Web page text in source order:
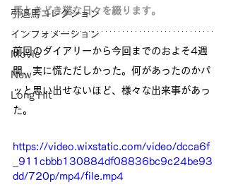
引退馬コレクション
インフォメーション
Movie
New
Long Hit
馬ときどき猫な日々を綴ります。
前回のダイアリーから今回までのおよそ4週
間、実に慌ただしかった。何があったのかパ
ッと思い出せないほど、様々な出来事があっ
た。
https://video.wixstatic.com/video/dcca6f
_911cbbb130884df08836bc9c24be93
dd/720p/mp4/file.mp4